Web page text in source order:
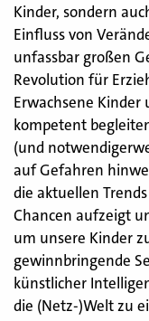
Kinder, sondern
Einfluss von
unfassbar großen
Revolution für
Erwachsene Kinder
kompetent
(und
auf Gefahren
die aktuellen
Chancen aufzeigt
um unsere Kinder
gewinnbringende
künstlicher
die (Netz-)Welt zu